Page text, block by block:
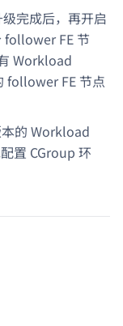
完成后，再开启
follower FE 节
Workload
follower FE 节点
的 Workload
置 CGroup 环